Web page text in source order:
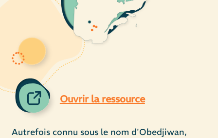
Ouvrir la ressource
Autrefois connu sous le nom d'Obedjiwan,